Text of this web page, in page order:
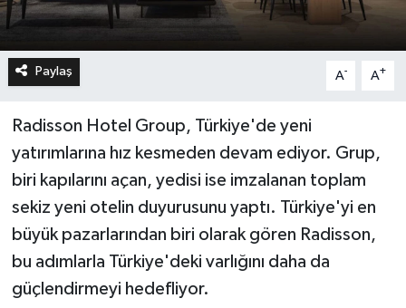
Paylaş A- A+
Radisson Hotel Group, Türkiye'de yeni
yatırımlarına hız kesmeden devam ediyor. Grup,
biri kapılarını açan, yedisi ise imzalanan toplam
sekiz yeni otelin duyurusunu yaptı. Türkiye'yi en
büyük pazarlarından biri olarak gören Radisson,
bu adımlarla Türkiye'deki varlığını daha da
güçlendirmeyi hedefliyor.